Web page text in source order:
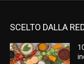
SCELTO DALLA